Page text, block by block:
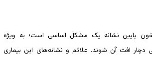
خون پایین نشانه یک مشکل اساسی است؛ به ویژه
دچار افت آن شوند. علائم و نشانه‌های این بیماری